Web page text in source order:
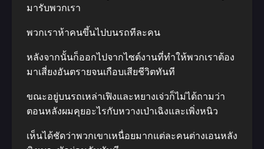
มารับพวกเรา
พวกเราห้าคนขึ้นไปบนรถทีละคน
หลังจากนั้นก็ออกไปจากไซต์งานที่ทำให้พวกเราต้อง
มาเสี่ยงอันตรายจนเกือบเสียชีวิตทันที
ขณะอยู่บนรถเหล่าเฟิงและหยางเจ่วก็ไม่ได้ถามว่า
ตอนหลังผมคุยอะไรกับหวางเป่าเฉิงและเพิ่งหนิว
เห็นได้ชัดว่าพวกเขาเหนื่อยมากแต่ละคนต่างเอนหลัง